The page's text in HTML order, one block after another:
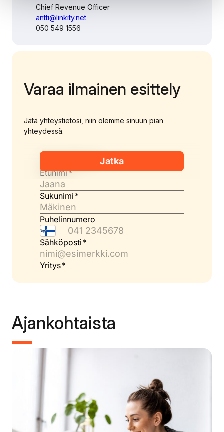
Chief Revenue Officer
antti@linkity.net
050 549 1556
Varaa ilmainen esittely
Jätä yhteystietosi, niin olemme sinuun pian
yhteydessä.
Ajankohtaista